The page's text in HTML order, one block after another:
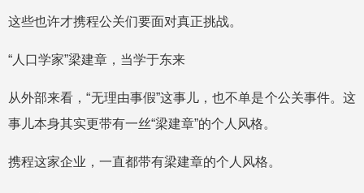
这些也许才携程公关们要面对真正挑战。
“人口学家”梁建章，当学于东来
从外部来看，“无理由事假”这事儿，也不单是个公关事件。这
事儿本身其实更带有一丝“梁建章”的个人风格。
携程这家企业，一直都带有梁建章的个人风格。